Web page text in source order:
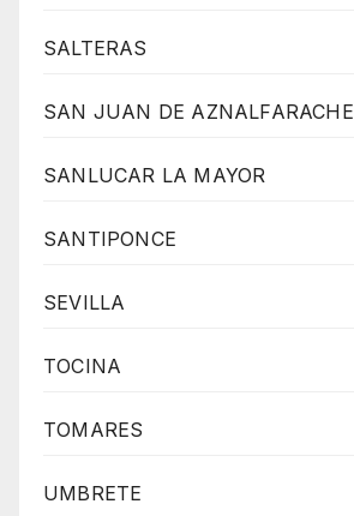
SALTERAS
SAN JUAN DE AZNALFARACHE
SANLUCAR LA MAYOR
SANTIPONCE
SEVILLA
TOCINA
TOMARES
UMBRETE